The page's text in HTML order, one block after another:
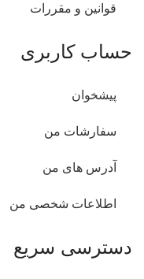
قوانین و مقررات
حساب کاربری
پیشخوان
سفارشات من
آدرس های من
اطلاعات شخصی من
دسترسی سریع